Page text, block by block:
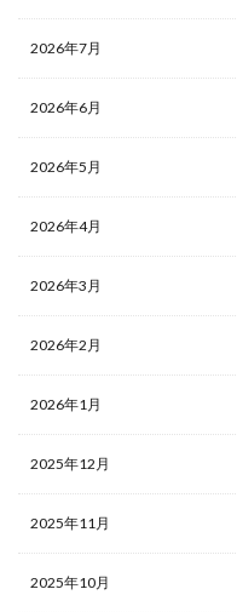
2026年7月
2026年6月
2026年5月
2026年4月
2026年3月
2026年2月
2026年1月
2025年12月
2025年11月
2025年10月